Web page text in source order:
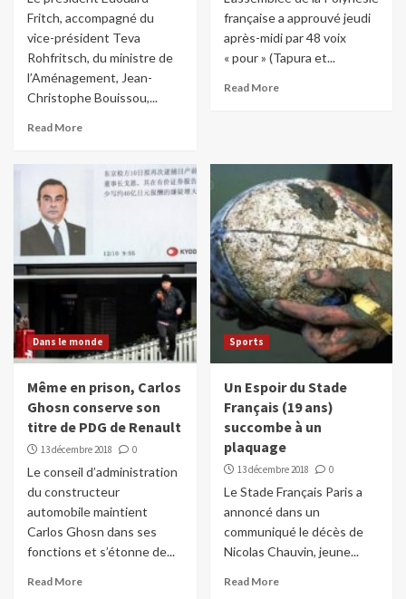
Fritch, accompagné du
vice-président Teva
Rohfritsch, du ministre de
l’Aménagement, Jean-
Christophe Bouissou,...
Read More
française a approuvé jeudi
après-midi par 48 voix
« pour » (Tapura et...
Read More
Dans le monde
Même en prison, Carlos
Ghosn conserve son
titre de PDG de Renault
13 décembre 2018 0
Le conseil d’administration
du constructeur
automobile maintient
Carlos Ghosn dans ses
fonctions et s’étonne de...
Read More
Sports
Un Espoir du Stade
Français (19 ans)
succombe à un
plaquage
13 décembre 2018 0
Le Stade Français Paris a
annoncé dans un
communiqué le décès de
Nicolas Chauvin, jeune...
Read More